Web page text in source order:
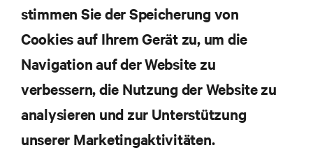
Rechenzentrums- und Infrastrukturmanagement.
JETZT ANMELDEN
RESSOURCEN
SUPPORT
stimmen Sie der Speicherung von
Cookies auf Ihrem Gerät zu, um die
Navigation auf der Website zu
verbessern, die Nutzung der Website zu
analysieren und zur Unterstützung
unserer Marketingaktivitäten.